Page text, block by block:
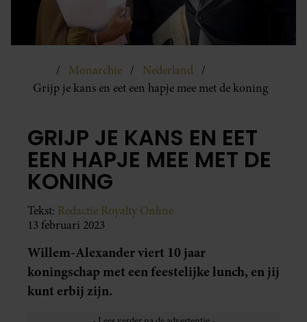
Monarchie
Nederland
Grijp je kans en eet een hapje mee met de koning
GRIJP JE KANS EN EET
EEN HAPJE MEE MET DE
KONING
Tekst: Redactie Royalty Online
13 februari 2023
Willem-Alexander viert 10 jaar
koningschap met een feestelijke lunch, en jij
kunt erbij zijn.